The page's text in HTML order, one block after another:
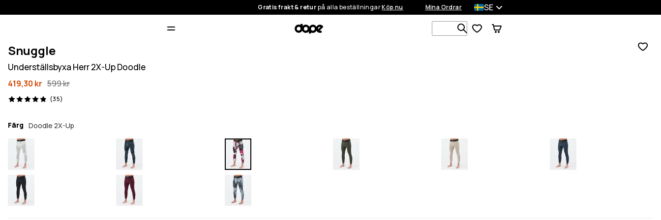
Gratis frakt & returpå alla beställningarKöp nu Mina Ordrar SE
Sök bland 1 000+ produkter
Snuggle
Underställsbyxa Herr 2X-Up Doodle
419,30 kr 599 kr
(35)
35 recensioner, 4.9/5
Färg Doodle 2X-Up